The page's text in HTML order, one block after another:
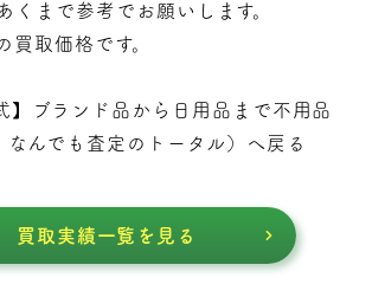
まで参考でお願いします。
取価格です。
】ブランド品から日用品まで不用品
なんでも査定のトータル ）へ戻る
買取実績一覧を見る